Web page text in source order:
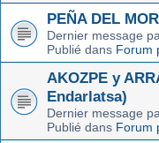
PEÑA DEL
Dernier message
Publié dans Forum
AKOZPE y
Endarlatsa)
Dernier message
Publié dans Forum